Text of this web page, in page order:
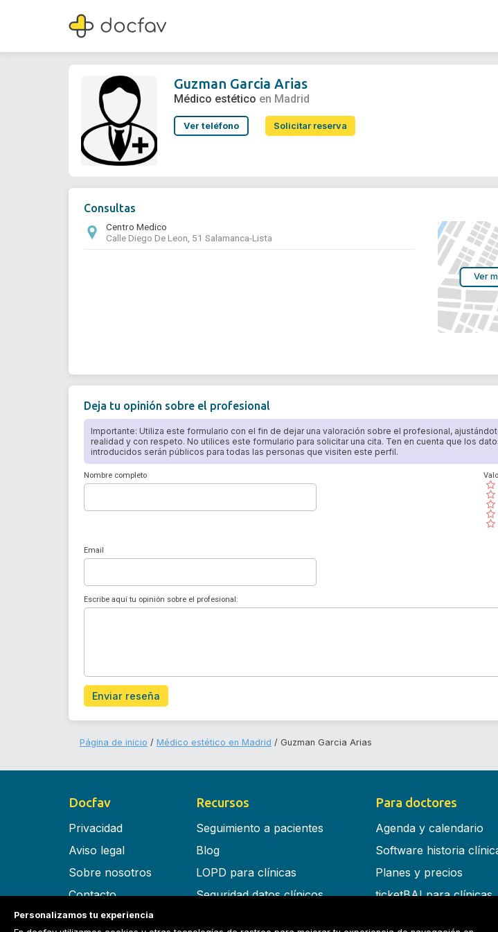
Guzman Garcia Arias
Médico estético
Guzman Garcia Arias
Médico estético en Madrid
Ver teléfono Solicitar reserva
Consultas
Centro Medico
Calle Diego De Leon, 51 Salamanca-Lista
Ver
Deja tu opinión sobre el profesional
Importante: Utiliza este formulario con el fin de dejar una valoración sobre el profesional,
realidad y con respeto. No utilices este formulario para solicitar una cita. Ten en cuenta que los
introducidos serán públicos para todas las personas que visiten este perfil.
Nombre completo
( )
( )
( )
( )
( )
Email
Escribe aquí tu opinión sobre el profesional:
Enviar reseña
Página de inicio Médico estético en Madrid Guzman Garcia Arias
Docfav
Privacidad
Aviso legal
Sobre nosotros
Contacto
Términos y condiciones
Recursos
Seguimiento a pacientes
Blog
LOPD para clínicas
Seguridad datos clínicos
Para doctores
Agenda y calendario
Software historia
Planes y precios
ticketBAI para clínicas
Personalizamos tu experiencia